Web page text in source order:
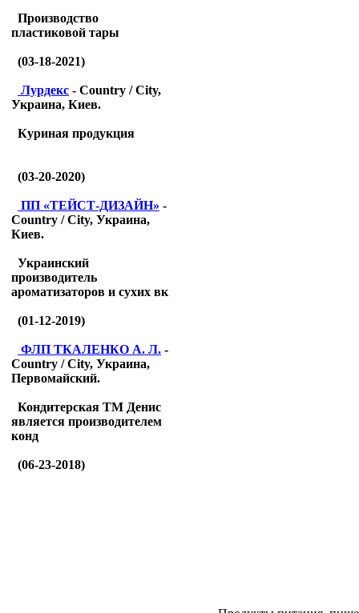
Производство
пластиковой тары
(03-18-2021)
Лурдекс - Country / City,
Украина, Киев.
Куриная продукция
(03-20-2020)
ПП «ТЕЙСТ-ДИЗАЙН» -
Country / City, Украина,
Киев.
Украинский
производитель
ароматизаторов и сухих вк
(01-12-2019)
ФЛП ТКАЛЕНКО А. Л. -
Country / City, Украина,
Первомайский.
Кондитерская ТМ Денис
является производителем
конд
(06-23-2018)